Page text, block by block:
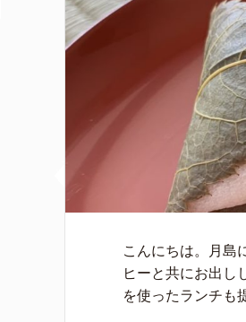
こんにちは。月島
ヒーと共にお出し
を使ったランチも